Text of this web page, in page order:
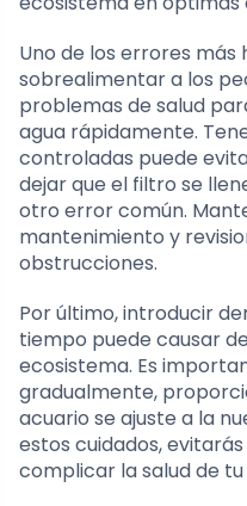
Uno de los errores más
sobrealimentar a los
problemas de salud
agua rápidamente.
controladas puede
dejar que el filtro se
otro error común.
mantenimiento y
obstrucciones.
Por último, introducir
tiempo puede causar
ecosistema. Es
gradualmente,
acuario se ajuste a la
estos cuidados,
complicar la salud de tu